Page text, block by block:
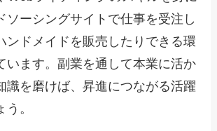
ソーシングサイトで仕事を受注し
ンドメイドを販売したりできる環
います。副業を通して本業に活か
識を磨けば、昇進につながる活躍
。